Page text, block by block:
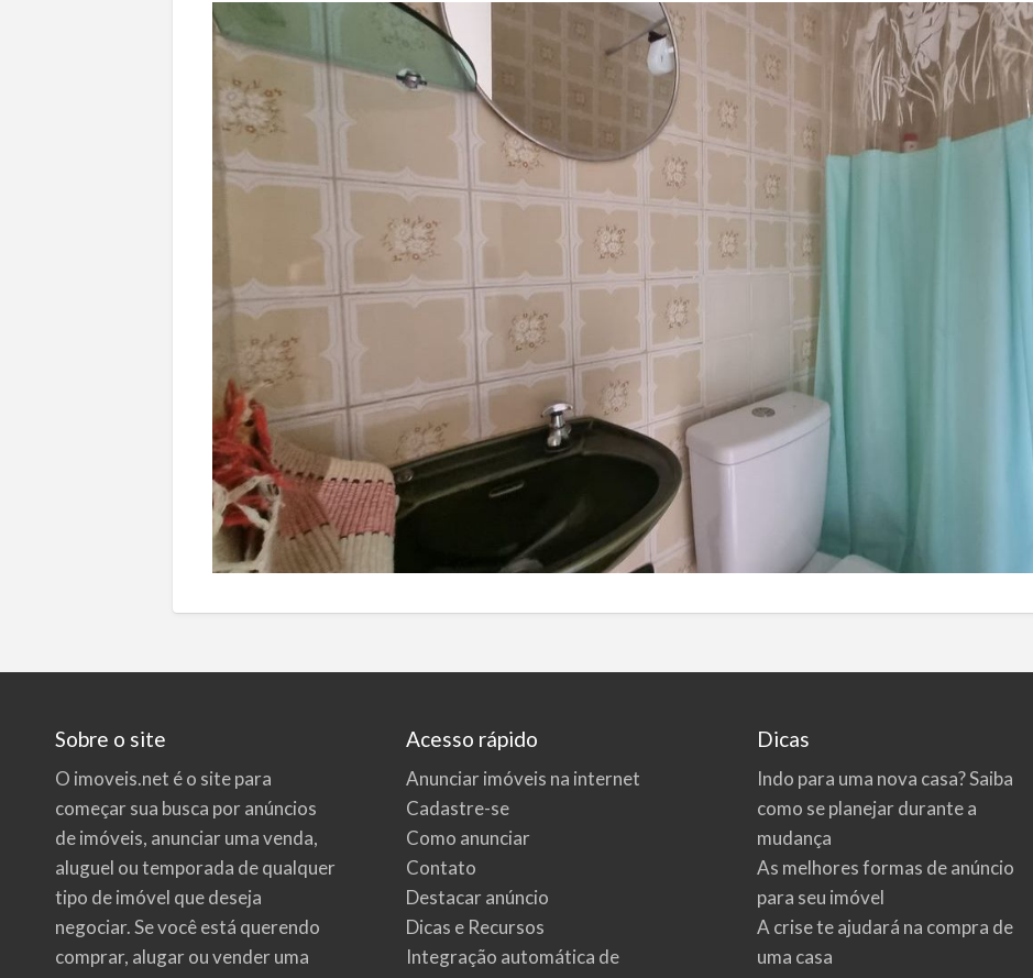
Sobre o site
O imoveis.net é o site para
começar sua busca poranúncios
de imóveis, anunciar uma venda,
aluguel ou temporada de qualquer
tipo de imóvel que deseja
negociar. Se você está querendo
comprar, alugar ou vender uma
Acesso rápido
Anunciar imóveis na internet
Cadastre-se
Como anunciar
Contato
Destacar anúncio
Dicas e Recursos
Integração automática de
Dicas
Indo para uma nova casa? Saiba
como se planejar durante a
mudança
As melhores formas de anúncio
para seu imóvel
A crise te ajudará na compra de
uma casa